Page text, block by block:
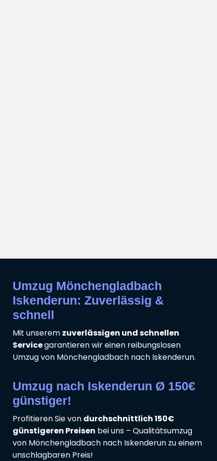
Umzug Mönchengladbach
Iskenderun: Zuverlässig &
schnell
Mit unserem zuverlässigen und schnellen
Servicegarantieren wir einen reibungslosen
Umzug von Mönchengladbach nach Iskenderun.
Umzug nach Iskenderun Ø 150€
günstiger!
Profitieren Sie von durchschnittlich 150€
günstigeren Preisen bei uns – Qualitätsumzug
von Mönchengladbach nach Iskenderun zu einem
unschlagbaren Preis!